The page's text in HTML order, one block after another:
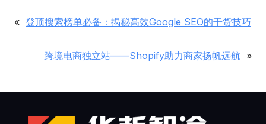
« 登顶搜索榜单必备：揭秘高效Google SEO的干货技巧
跨境电商独立站——Shopify助力商家扬帆远航 »